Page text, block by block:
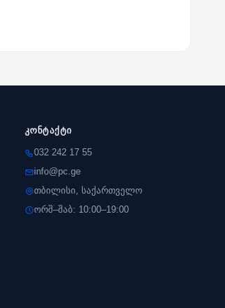
კონტაქტი
032 242 17 55
info@pc.ge
თბილისი, საქართველო
ორშ–შაბ: 10:00–19:00